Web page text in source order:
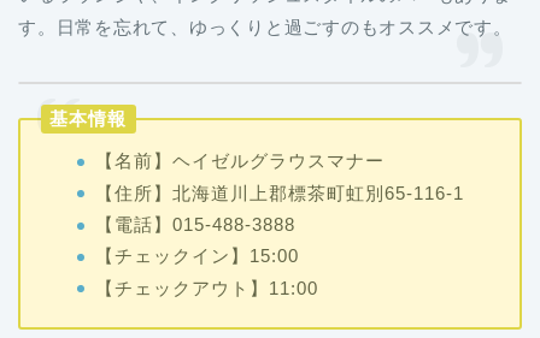
す。日常を忘れて、ゆっくりと過ごすのもオススメです。
基本情報
【名前】ヘイゼルグラウスマナー
【住所】北海道川上郡標茶町虹別65-116-1
【電話】015-488-3888
【チェックイン】15:00
【チェックアウト】11:00